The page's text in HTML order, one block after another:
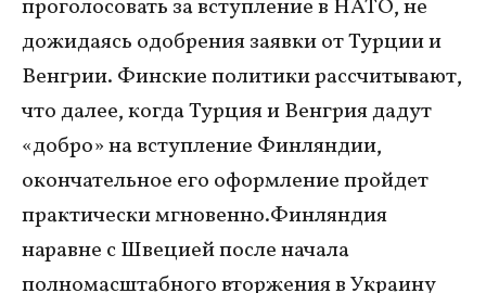
проголосовать за вступление в НАТО, не
дожидаясь одобрения заявки от Турции и
Венгрии. Финские политики рассчитывают,
что далее, когда Турция и Венгрия дадут
«добро» на вступление Финляндии,
окончательное его оформление пройдет
практически мгновенно.Финляндия
наравне с Швецией после начала
полномасштабного вторжения в Украину